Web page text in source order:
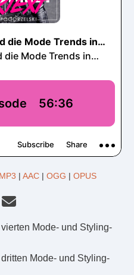
MP3 | AAC | OGG | OPUS
Mode- und Styling-
Mode- und Styling-